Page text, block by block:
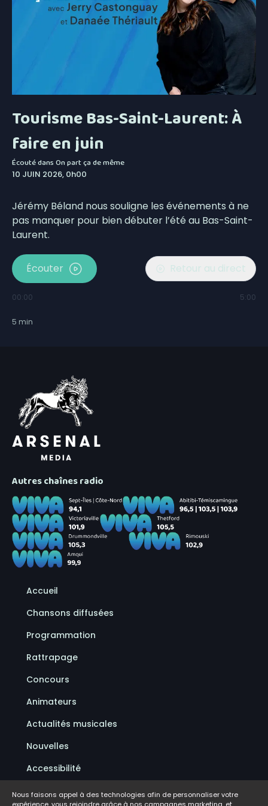
Tourisme Bas-Saint-Laurent: À
faire en juin
Écouté dansOn part ça de même
10 JUIN 2026, 0h00
Jérémy Béland nous souligne les événements à ne
pas manquer pour bien débuter l’été au Bas-Saint-
Laurent.
Écouter Retour au direct
00:00 5:00
5 min
Autres chaînes radio
Accueil
Chansons diffusées
Programmation
Rattrapage
Concours
Animateurs
Actualités musicales
Nouvelles
Accessibilité
Politique de confidentialité
Nous faisons appel à des technologies afin de personnaliser votre